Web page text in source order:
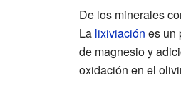
De los minerales
La lixiviación es un
de magnesio y
oxidación en el